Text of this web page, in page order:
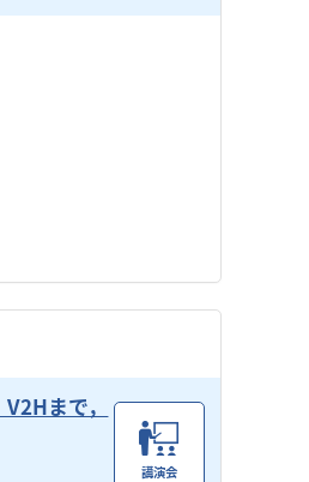
まで，
講演会